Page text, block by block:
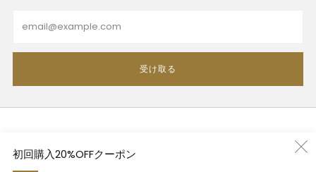
初回購入20%OFFクーポン
受け取る
プライバシーポリシー